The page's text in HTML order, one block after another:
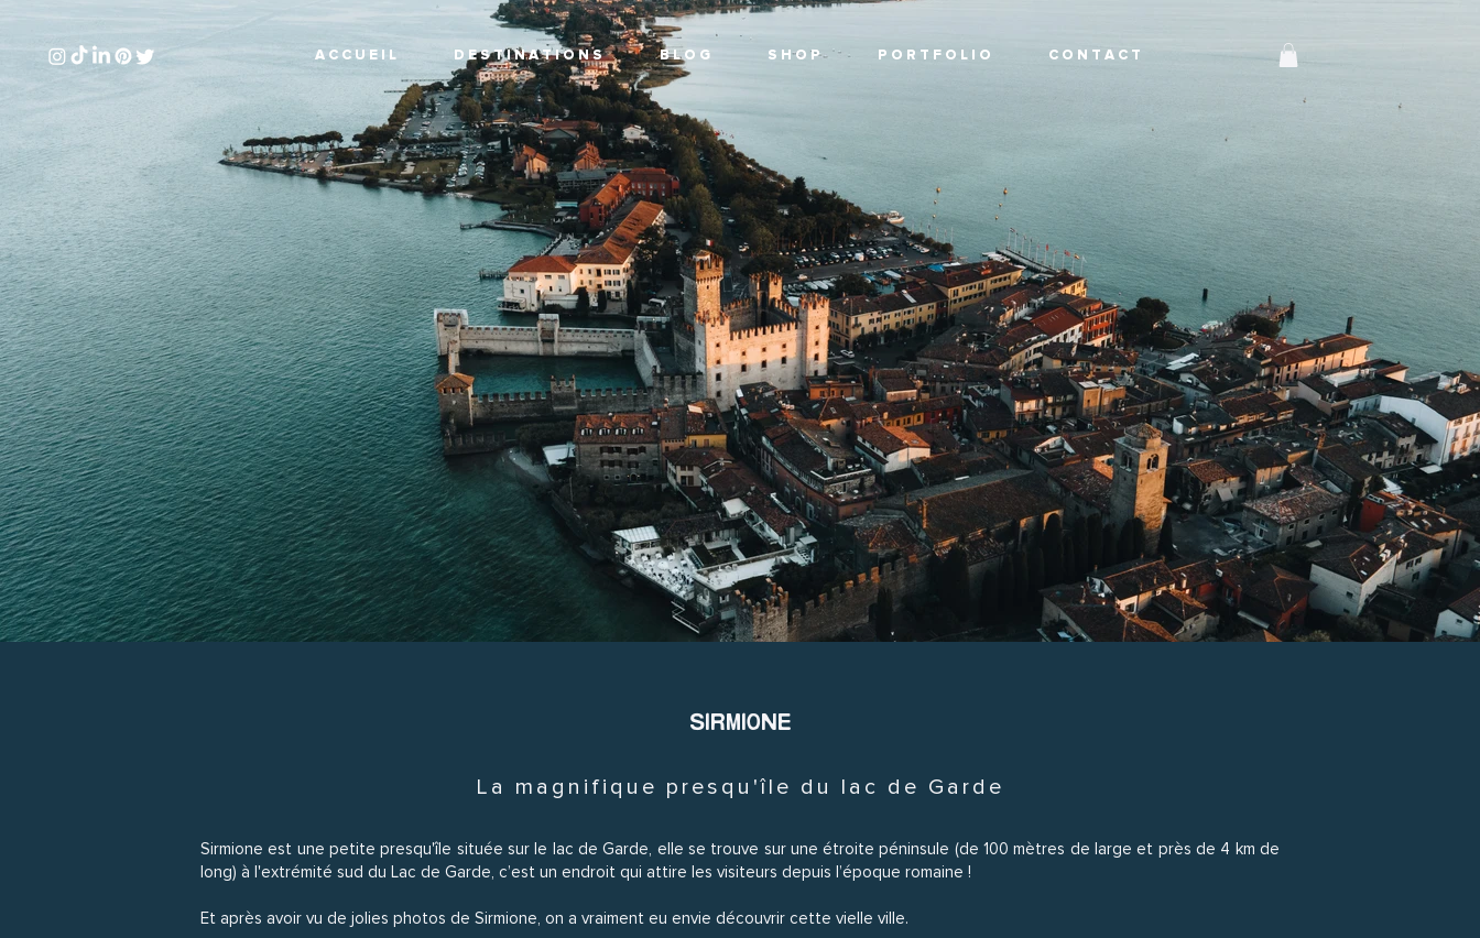
A C C U E I L D E S T I N A T I O N S B L O G S H O P P O R T F O L I O C O N T A C T
SIRMIONE
La magnifique presqu'île du lac de Garde
Sirmione est une petite presqu'île située sur le lac de Garde, elle se trouve sur une étroite péninsule (de 100 mètres de large et près de 4 km de
long) à l'extrémité sud du Lac de Garde, c’est un endroit qui attire les visiteurs depuis l’époque romaine !
Et après avoir vu de jolies photos de Sirmione, on a vraiment eu envie découvrir cette vielle ville.